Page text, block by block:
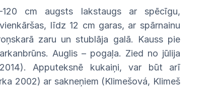
cm augsts lakstaugs ar spēcīgu,
līdz 12 cm garas, ar spārnainu
zaru un stublāja galā. Kauss pie
Auglis – pogaļa. Zied no jūlija
Apputeksnē kukaiņi, var būt
arī
2002) ar sakneņiem (Klimešová, Klimeš